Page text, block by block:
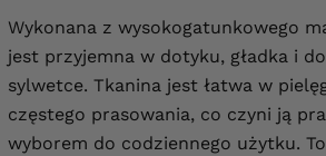
Wykonana z wysokogatunkowego
jest przyjemna w dotyku, gładka i
sylwetce. Tkanina jest łatwa w
częstego prasowania, co czyni ją
wyborem do codziennego użytku.